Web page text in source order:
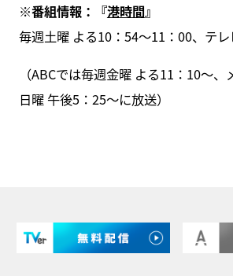
※番組情報：『港時間』
毎週土曜 よる10：54～11：00、テレ
（ABCでは毎週金曜 よる11：10～
日曜 午後5：25～に放送）